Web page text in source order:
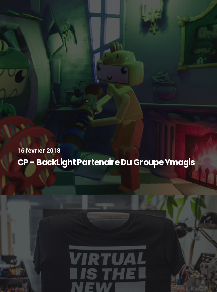
16 février 2018
CP – BackLight Partenaire Du Groupe Ymagis